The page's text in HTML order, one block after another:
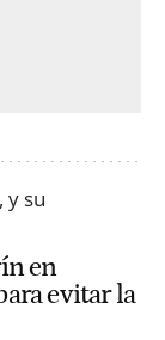
en
evitar la